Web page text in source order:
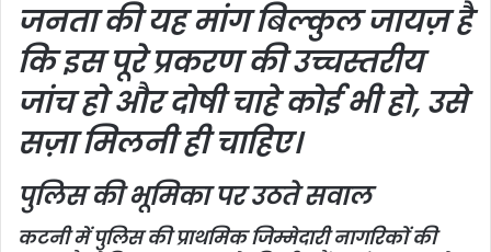
जनता की यह मांग बिल्कुल जायज़ है
कि इस पूरे प्रकरण की उच्चस्तरीय
जांच हो और दोषी चाहे कोई भी हो, उसे
सज़ा मिलनी ही चाहिए।
पुलिस की भूमिका पर उठते सवाल
कटनी में पुलिस की प्राथमिक जिम्मेदारी नागरिकों की